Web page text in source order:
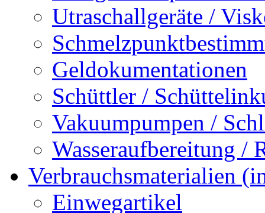
Utraschallgeräte /
Geldokumentationen
Schüttler /
Vakuumpumpen /
Wasseraufbereitung /
Verbrauchsmaterialien
Einwegartikel